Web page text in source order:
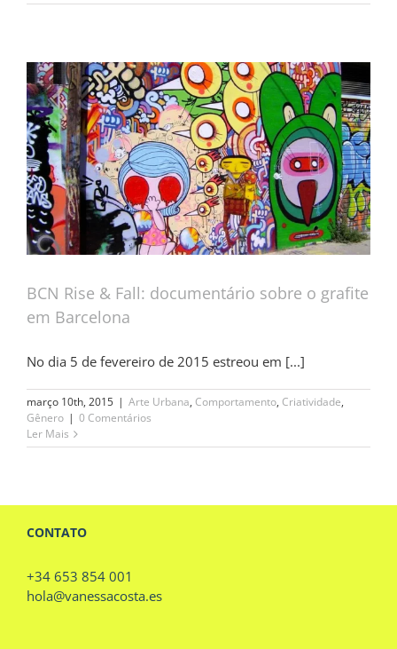
BCN Rise & Fall: documentário sobre o grafite
em Barcelona
No dia 5 de fevereiro de 2015 estreou em [...]
março 10th, 2015 | Arte Urbana, Comportamento, Criatividade,
Gênero | 0 Comentários
Ler Mais
CONTATO
+34 653 854 001
hola@vanessacosta.es